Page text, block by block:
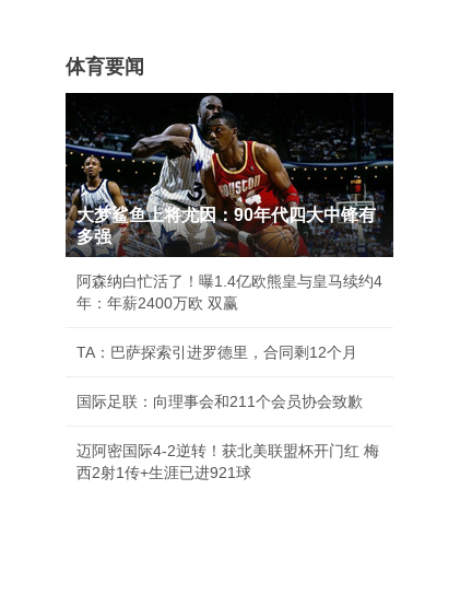
体育要闻
大梦鲨鱼上将尤因：90年代四大中锋有
多强
阿森纳白忙活了！曝1.4亿欧熊皇与皇马续约4
年：年薪2400万欧 双赢
TA：巴萨探索引进罗德里，合同剩12个月
国际足联：向理事会和211个会员协会致歉
迈阿密国际4-2逆转！获北美联盟杯开门红 梅
西2射1传+生涯已进921球